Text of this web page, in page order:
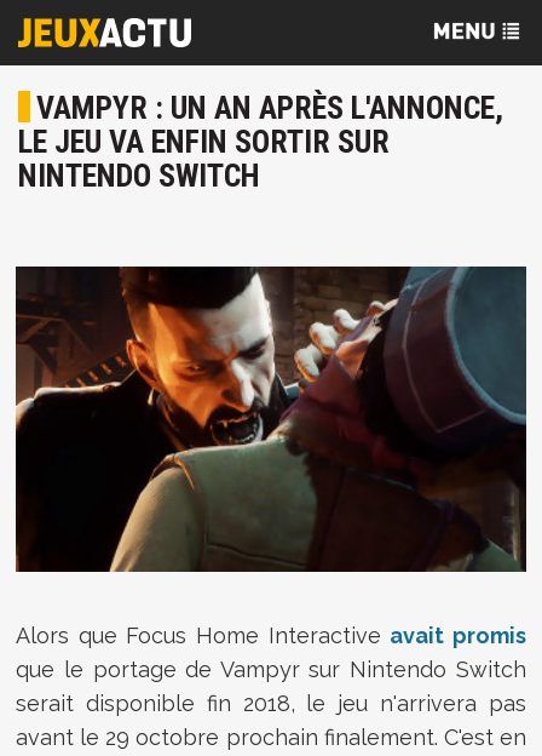
VAMPYR : UN AN APRÈS L'ANNONCE,
LE JEU VA ENFIN SORTIR SUR
NINTENDO SWITCH
Alors que Focus Home Interactive avait promis
que le portage de Vampyr sur Nintendo Switch
serait disponible fin 2018, le jeu n'arrivera pas
avant le 29 octobre prochain finalement. C'est en